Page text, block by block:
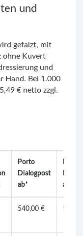
und
gefalzt, mit
ohne Kuvert
und
Hand. Bei 1.000
€ netto zzgl.
Porto
Dialogpost
ab*
ab*
540,00 €